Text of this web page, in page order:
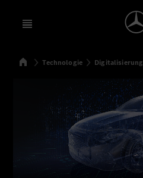
Open menu
SuchenStartseite
Technologie Digitalisierung